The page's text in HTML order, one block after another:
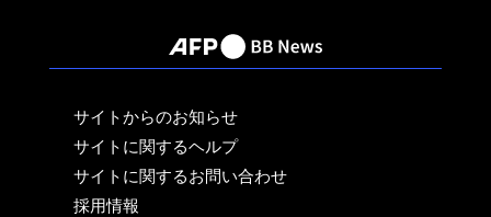
サイトからのお知らせ
サイトに関するヘルプ
サイトに関するお問い合わせ
採用情報